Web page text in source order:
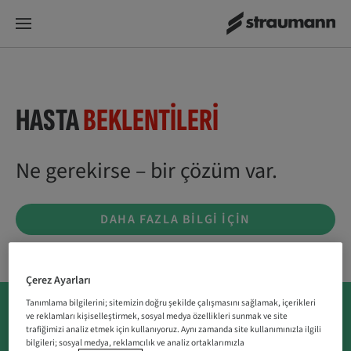
HASTABEKLENTILERI​
Ne gerekirse – bir çözüm var.
DAHA FAZLA BILGI IÇIN
İster üst seviye estetik sonuçlar arayın, ister özel bir
Çerez Ayarları
Tanımlama bilgilerini; sitemizin doğru şekilde çalışmasını sağlamak, içerikleri
ve reklamları kişiselleştirmek, sosyal medya özellikleri sunmak ve site
trafiğimizi analiz etmek için kullanıyoruz. Aynı zamanda site kullanımınızla ilgili
bilgileri; sosyal medya, reklamcılık ve analiz ortaklarımızla